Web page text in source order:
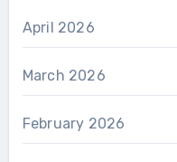
April 2026
March 2026
February 2026